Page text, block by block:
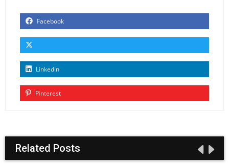
Facebook
Linkedin
Pinterest
Related Posts